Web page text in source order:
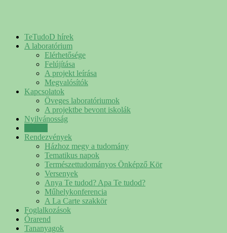
TeTudoD hírek
A laboratórium
Elérhetősége
Felújítása
A projekt leírása
Megvalósítók
Kapcsolatok
Öveges laboratóriumok
A projektbe bevont iskolák
Nyilvánosság
Rendezvények
Házhoz megy a tudomány
Tematikus napok
Természettudományos Önképző Kör
Versenyek
Anya Te tudod? Apa Te tudod?
Műhelykonferencia
A La Carte szakkör
Foglalkozások
Órarend
Tananyagok